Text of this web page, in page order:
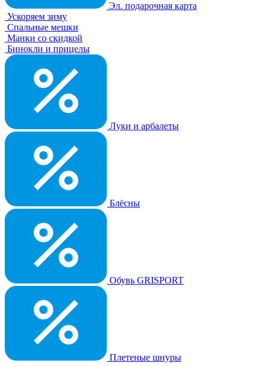
Эл. подарочная карта
Ускоряем зиму
Спальные мешки
Манки со скидкой
Бинокли и прицелы
Луки и арбалеты
Блёсны
Обувь GRISPORT
Плетеные шнуры